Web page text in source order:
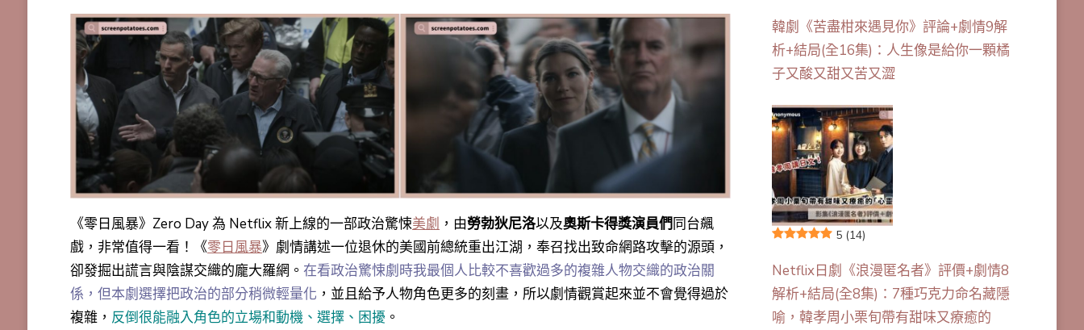
《零日風暴》Zero Day 為 Netflix 新上線的一部政治驚悚美劇 ，由勞勃狄尼洛以及奧斯卡得獎演員們同台飆
戲，非常值得一看！《零日風暴》劇情講述一位退休的美國前總統重出江湖，奉召找出致命網路攻擊的源頭，
卻發掘出謊言與陰謀交織的龐大羅網。 在看政治驚悚劇時我最個人比較不喜歡過多的複雜人物交織的政治關
係，但本劇選擇把政治的部分稍微輕量化 ，並且給予人物角色更多的刻畫，所以劇情觀賞起來並不會覺得過於
複雜， 反倒很能融入角色的立場和動機、選擇、困擾 。
韓劇《苦盡柑來遇見你》評論+劇情9解
析+結局(全16集)：人生像是給你一顆橘
子又酸又甜又苦又澀
5 (14)
Netflix日劇《浪漫匿名者》評價+劇情8
解析+結局(全8集)：7種巧克力命名藏隱
喻，韓孝周小栗旬帶有甜味又療癒的